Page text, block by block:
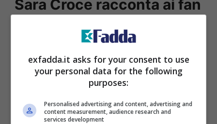
Sara Croce racconta ai fan
la sua disavventura, ha
subito risolto il primo
problema del 2024
sul suo profilo Instagram infatti la
exfadda.it asks for your consent to use
your personal data for the following
purposes:
Personalised advertising and content, advertising and
content measurement, audience research and
services development